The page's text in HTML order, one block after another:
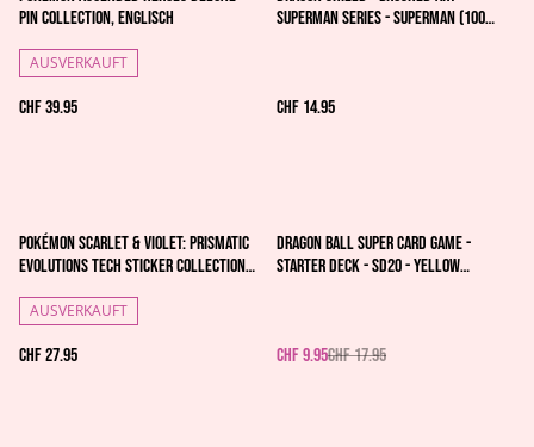
Pin Collection, englisch
AUSVERKAUFT
CHF 39.95
Superman Series - Superman (100
CHF 14.95
Pokémon Scarlet & Violet: Prismatic
Evolutions Tech Sticker Collection -
AUSVERKAUFT
CHF 27.95
%
Dragon Ball Super Card Game -
Starter Deck - SD20 - Yellow
CHF 9.95CHF 17.95